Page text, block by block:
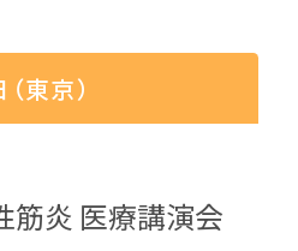
東京）
筋炎 医療講演会